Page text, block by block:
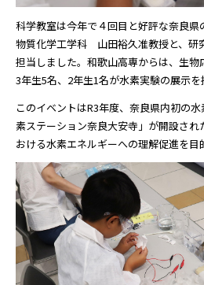
科学教室は今年で４回目と好評な奈良県
物質化学工学科 山田裕久准教授と、研
担当しました。和歌山高専からは、生
3年生5名、2年生1名が水素実験の展示を
このイベントはR3年度、奈良県内初の
素ステーション奈良大安寺」が開設さ
おける水素エネルギーへの理解促進を目